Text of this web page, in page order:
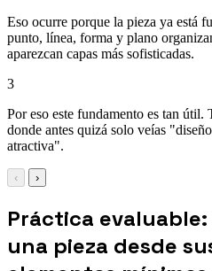
Eso ocurre porque la pieza ya está
punto, línea, forma y plano
aparezcan capas más sofisticadas.
3
Por eso este fundamento es tan útil.
donde antes quizá solo veías
atractiva".
‹ ›
Práctica
una pieza desde